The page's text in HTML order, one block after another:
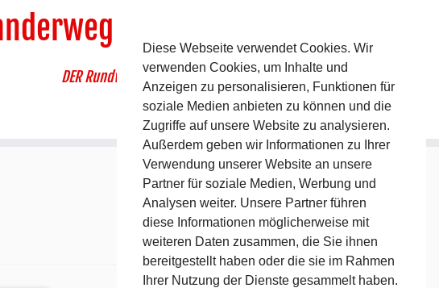
DER Rundwanderweg um Pommelsbrunn
Diese Webseite verwendet Cookies. Wir
verwenden Cookies, um Inhalte und
Anzeigen zu personalisieren, Funktionen für
soziale Medien anbieten zu können und die
Zugriffe auf unsere Website zu analysieren.
Außerdem geben wir Informationen zu Ihrer
Verwendung unserer Website an unsere
Partner für soziale Medien, Werbung und
Analysen weiter. Unsere Partner führen
diese Informationen möglicherweise mit
weiteren Daten zusammen, die Sie ihnen
bereitgestellt haben oder die sie im Rahmen
Ihrer Nutzung der Dienste gesammelt haben.